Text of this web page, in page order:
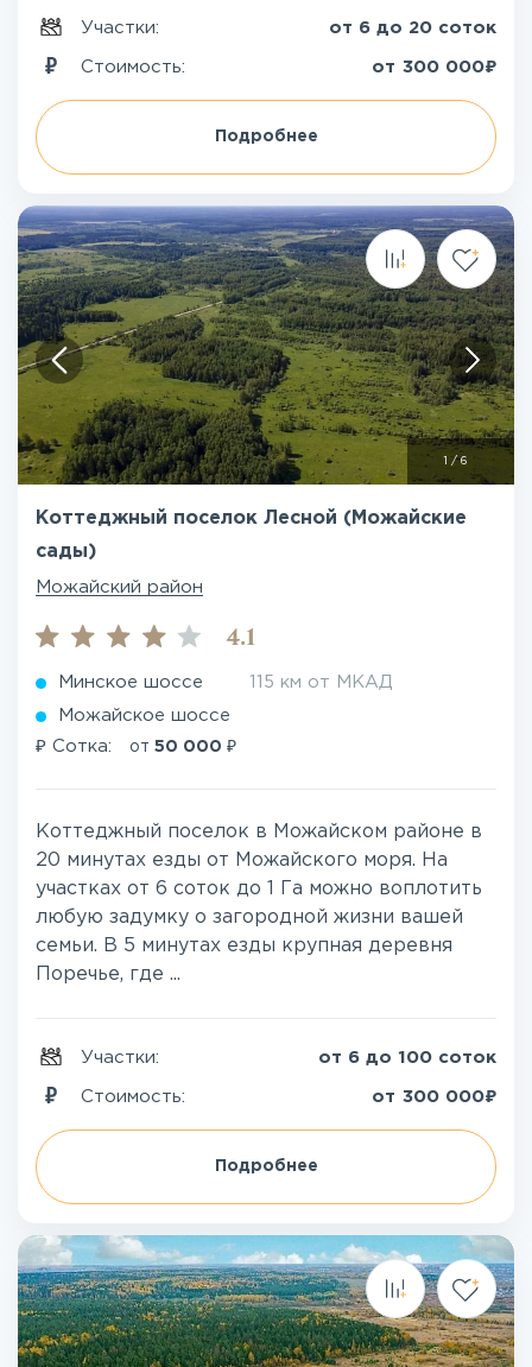
Участки: от 6 до 20 соток
Стоимость: от 300 000₽
Подробнее
/6
Коттеджный поселок Лесной (Можайские
сады)
Можайский район
4.1
Минское шоссе 115 км от МКАД
Можайское шоссе
₽ Сотка: от 50 000 ₽
Коттеджный поселок в Можайском районе в
20 минутах езды от Можайского моря. На
участках от 6 соток до 1 Га можно воплотить
любую задумку о загородной жизни вашей
семьи. В 5 минутах езды крупная деревня
Поречье, где ...
Участки: от 6 до 100 соток
Стоимость: от 300 000₽
Подробнее